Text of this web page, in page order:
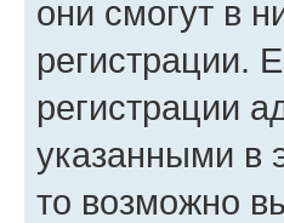
они смогут в
регистрации.
регистрации
указанными в
то возможно